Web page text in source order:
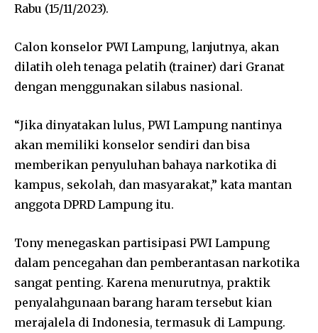
Rabu (15/11/2023).
Calon konselor PWI Lampung, lanjutnya, akan
dilatih oleh tenaga pelatih (trainer) dari Granat
dengan menggunakan silabus nasional.
“Jika dinyatakan lulus, PWI Lampung nantinya
akan memiliki konselor sendiri dan bisa
memberikan penyuluhan bahaya narkotika di
kampus, sekolah, dan masyarakat,” kata mantan
anggota DPRD Lampung itu.
Tony menegaskan partisipasi PWI Lampung
dalam pencegahan dan pemberantasan narkotika
sangat penting. Karena menurutnya, praktik
penyalahgunaan barang haram tersebut kian
merajalela di Indonesia, termasuk di Lampung.